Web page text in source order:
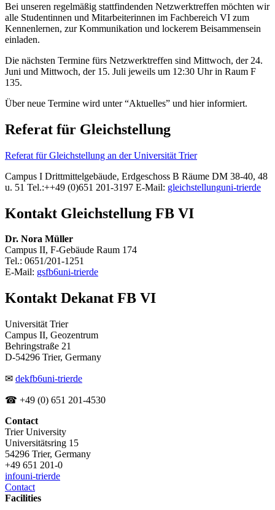
Bei unseren regelmäßig stattfindenden Netzwerktreffen möchten wir
alle Studentinnen und Mitarbeiterinnen im Fachbereich VI zum
Kennenlernen, zur Kommunikation und lockerem Beisammensein
einladen.
Die nächsten Termine fürs Netzwerktreffen sind Mittwoch, der 24.
Juni und Mittwoch, der 15. Juli jeweils um 12:30 Uhr in Raum F
135.
Über neue Termine wird unter “Aktuelles” und hier informiert.
Referat für Gleichstellung
Referat für Gleichstellung an der Universität Trier
Campus I Drittmittelgebäude, Erdgeschoss B Räume DM 38-40, 48
u. 51 Tel.:++49 (0)651 201-3197 E-Mail: gleichstellunguni-trierde
Kontakt Gleichstellung FB VI
Dr. Nora Müller
Campus II, F-Gebäude Raum 174
Tel.: 0651/201-1251
E-Mail: gsfb6uni-trierde
Kontakt Dekanat FB VI
Universität Trier
Campus II, Geozentrum
Behringstraße 21
D-54296 Trier, Germany
✉ dekfb6uni-trierde
☎ +49 (0) 651 201-4530
Contact
Trier University
Universitätsring 15
54296 Trier, Germany
+49 651 201-0
infouni-trierde
Contact
Facilities